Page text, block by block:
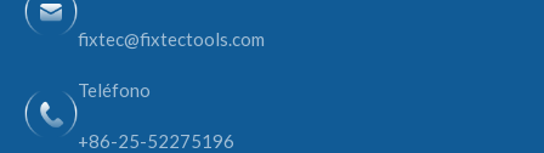
fixtec@fixtectools.com
Teléfono
+86-25-52275196